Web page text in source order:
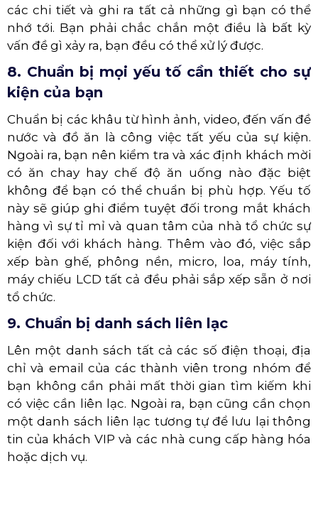
các chi tiết và ghi ra tất cả những gì bạn có thể
nhớ tới. Bạn phải chắc chắn một điều là bất kỳ
vấn đề gì xảy ra, bạn đều có thể xử lý được.
8. Chuẩn bị mọi yếu tố cần thiết cho sự
kiện của bạn
Chuẩn bị các khâu từ hình ảnh, video, đến vấn đề
nước và đồ ăn là công việc tất yếu của sự kiện.
Ngoài ra, bạn nên kiểm tra và xác định khách mời
có ăn chay hay chế độ ăn uống nào đặc biệt
không để bạn có thể chuẩn bị phù hợp. Yếu tố
này sẽ giúp ghi điểm tuyệt đối trong mắt khách
hàng vì sự tỉ mỉ và quan tâm của nhà tổ chức sự
kiện đối với khách hàng. Thêm vào đó, việc sắp
xếp bàn ghế, phông nền, micro, loa, máy tính,
máy chiếu LCD tất cả đều phải sắp xếp sẵn ở nơi
tổ chức.
9. Chuẩn bị danh sách liên lạc
Lên một danh sách tất cả các số điện thoại, địa
chỉ và email của các thành viên trong nhóm để
bạn không cần phải mất thời gian tìm kiếm khi
có việc cần liên lạc. Ngoài ra, bạn cũng cần chọn
một danh sách liên lạc tương tự để lưu lại thông
tin của khách VIP và các nhà cung cấp hàng hóa
hoặc dịch vụ.